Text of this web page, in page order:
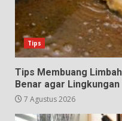
Tips
Tips Membuang
Benar agar
7 Agustus 2026